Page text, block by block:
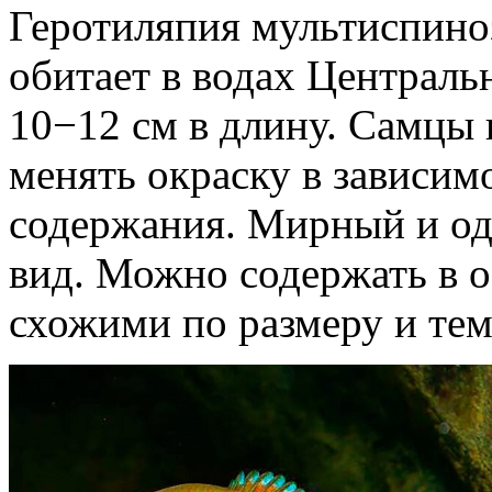
Геротиляпия
обитает в водах
10−12 см в длину. Самцы
менять окраску в
содержания. Мирный и
вид. Можно содержать в
схожими по размеру и